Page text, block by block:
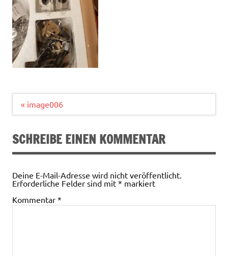
Beitragsnavigation
« image006
SCHREIBE EINEN KOMMENTAR
Deine E-Mail-Adresse wird nicht veröffentlicht.
Erforderliche Felder sind mit * markiert
Kommentar *